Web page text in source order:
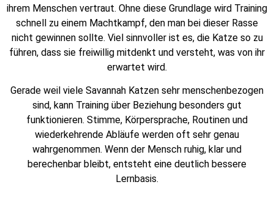
ihrem Menschen vertraut. Ohne diese Grundlage wird Training
schnell zu einem Machtkampf, den man bei dieser Rasse
nicht gewinnen sollte. Viel sinnvoller ist es, die Katze so zu
führen, dass sie freiwillig mitdenkt und versteht, was von ihr
erwartet wird.
Gerade weil viele Savannah Katzen sehr menschenbezogen
sind, kann Training über Beziehung besonders gut
funktionieren. Stimme, Körpersprache, Routinen und
wiederkehrende Abläufe werden oft sehr genau
wahrgenommen. Wenn der Mensch ruhig, klar und
berechenbar bleibt, entsteht eine deutlich bessere
Lernbasis.